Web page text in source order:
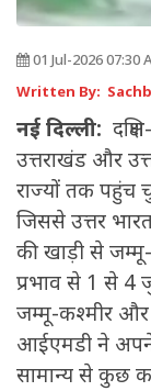
01 Jul-2026 07:30
Written By:
नई दिल्ली:
उत्तराखंड और
राज्यों तक पहुंच
जिससे उत्तर
की खाड़ी से
प्रभाव से 1 से 4
जम्मू-कश्मीर और
आईएमडी ने अपने
सामान्य से कुछ